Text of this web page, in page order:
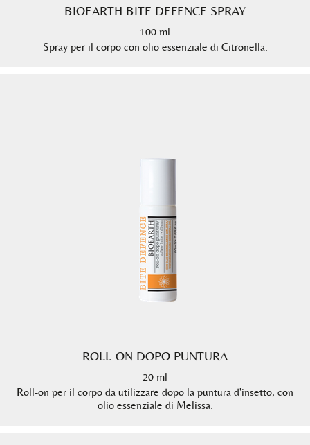
BIOEARTH BITE DEFENCE SPRAY
100 ml
Spray per il corpo con olio essenziale di Citronella.
ROLL-ON DOPO PUNTURA
20 ml
Roll-on per il corpo da utilizzare dopo la puntura d'insetto, con
olio essenziale di Melissa.